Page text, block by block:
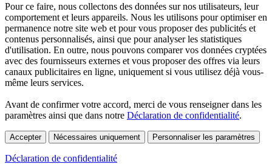
Pour ce faire, nous collectons des données sur nos utilisateurs, leur
comportement et leurs appareils. Nous les utilisons pour optimiser en
permanence notre site web et pour vous proposer des publicités et
contenus personnalisés, ainsi que pour analyser les statistiques
d'utilisation. En outre, nous pouvons comparer vos données cryptées
avec des fournisseurs externes et vous proposer des offres via leurs
canaux publicitaires en ligne, uniquement si vous utilisez déjà vous-
même leurs services.
Avant de confirmer votre accord, merci de vous renseigner dans les
paramètres ainsi que dans notre Déclaration de confidentialité.
Accepter Nécessaires uniquement Personnaliser les paramètres
Déclaration de confidentialité